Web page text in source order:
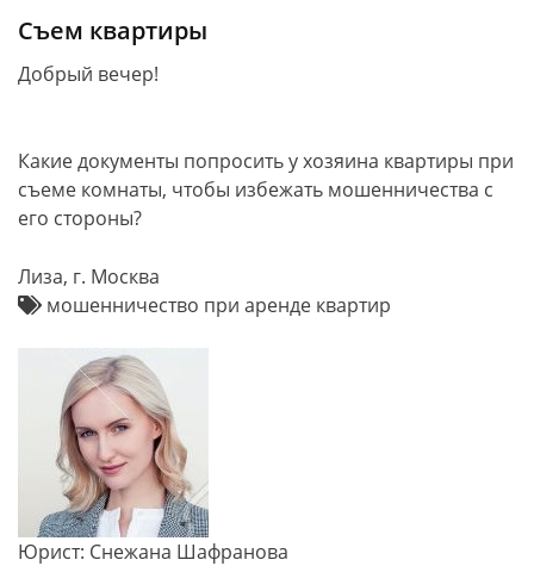
Съем квартиры
Добрый вечер!
Какие документы попросить у хозяина квартиры при
съеме комнаты, чтобы избежать мошенничества с
его стороны?
Лиза, г. Москва
мошенничество при аренде квартир
Юрист: Снежана Шафранова